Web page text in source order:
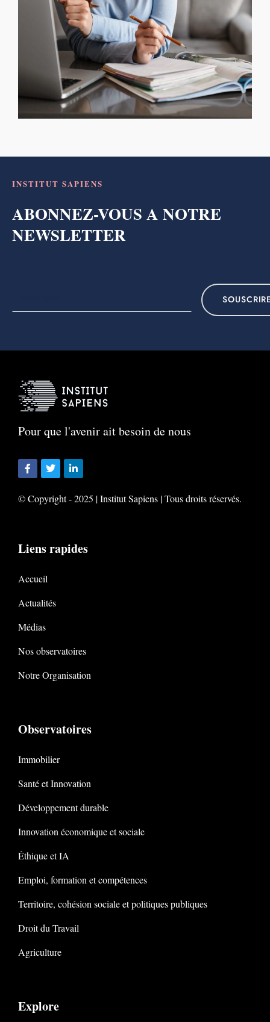
INSTITUT SAPIENS
ABONNEZ-VOUS A NOTRE
NEWSLETTER
Pour que l'avenir ait besoin de nous
© Copyright - 2025 | Institut Sapiens | Tous droits réservés.
Liens rapides
Accueil
Actualités
Médias
Nos observatoires
Notre Organisation
Observatoires
Immobilier
Santé et Innovation
Développement durable
Innovation économique et sociale
Éthique et IA
Emploi, formation et compétences
Territoire, cohésion sociale et politiques publiques
Droit du Travail
Agriculture
Explore